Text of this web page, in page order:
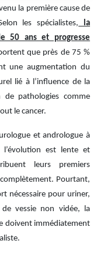
la première cause de
les spécialistes, la
50 ans et progresse
que près de 75 %
une augmentation du
lié à l’influence de la
de pathologies comme
le cancer.
et andrologue à
l’évolution est lente et
leurs premiers
Pourtant,
nécessaire pour uriner,
vessie non vidée, la
doivent immédiatement